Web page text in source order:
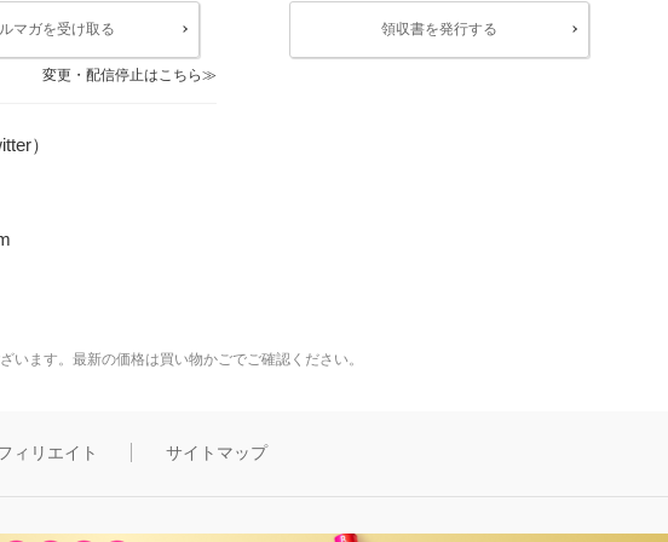
マガを受け取る
変更・配信停止はこちら
）
領収書を発行する
ます。最新の価格は買い物かごでご確認ください。
ィリエイト サイトマップ